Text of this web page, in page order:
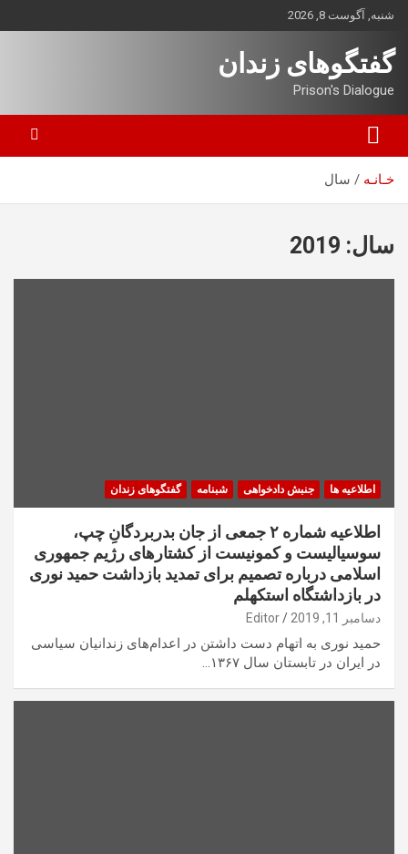
بروید
شنبه, آگوست 8, 2026
گفتگوهای زندان
Prison's Dialogue
خـانـه سال
سال: 2019
اطلاعیه ها جنبش دادخواهی شبنامه گفتگوهای زندان
اطلاعیه شماره ۲ جمعی از جان بدربردگانِ چپ،
سوسیالیست و کمونیست از کشتارهای رژیم جمهوری
اسلامی درباره تصمیم برای تمدید بازداشت حمید نوری
در بازداشتگاه استکهلم
دسامبر 11, 2019 Editor
حمید نوری به اتهام دست داشتن در اعدام‌های زندانیان سیاسی
در ایران در تابستان سال ۱۳۶۷…